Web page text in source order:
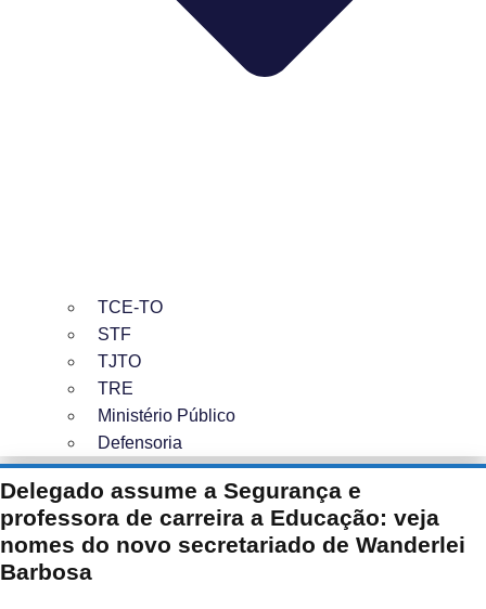
TCE-TO
STF
TJTO
TRE
Ministério Público
Defensoria
Delegado assume a Segurança e
professora de carreira a Educação: veja
nomes do novo secretariado de Wanderlei
Barbosa